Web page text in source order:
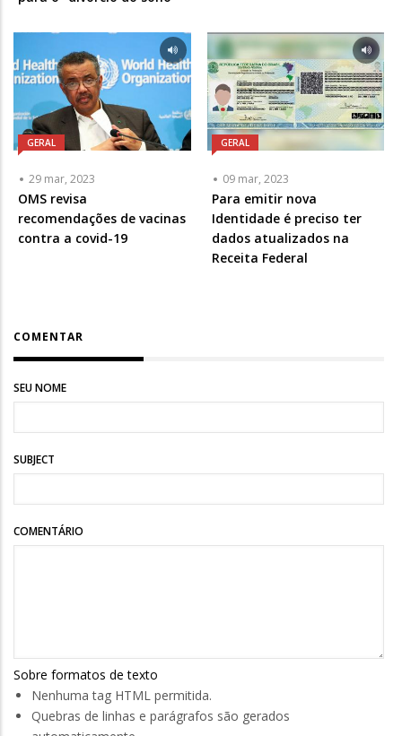
GERAL
29 mar, 2023
OMS revisa
recomendações de vacinas
contra a covid-19
GERAL
09 mar, 2023
Para emitir nova
Identidade é preciso ter
dados atualizados na
Receita Federal
COMENTAR
SEU NOME
SUBJECT
COMENTÁRIO
Sobre formatos de texto
Nenhuma tag HTML permitida.
Quebras de linhas e parágrafos são gerados